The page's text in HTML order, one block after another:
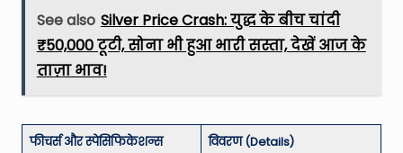
See also Silver Price Crash: युद्ध के बीच चांदी
₹50,000 टूटी, सोना भी हुआ भारी सस्ता, देखें आज के
ताज़ा भाव!
फीचर्स और स्पेसिफिकेशन्स विवरण (Details)